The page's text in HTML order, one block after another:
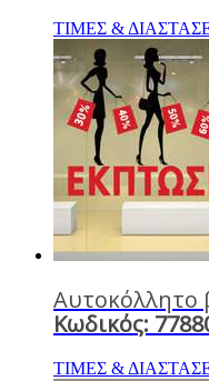
ΤΙΜΕΣ &
Αυτοκόλλητο
Κωδικός:
ΤΙΜΕΣ &